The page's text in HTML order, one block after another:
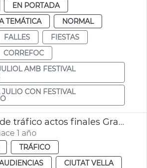
EN PORTADA
TEMÁTICA
NORMAL
FALLES
FIESTAS
CORREFOC
AMB FESTIVAL
CON FESTIVAL
Dispositivo de tráfico actos finales Gran Fira
1 año
TRÁFICO
CIUTAT VELLA